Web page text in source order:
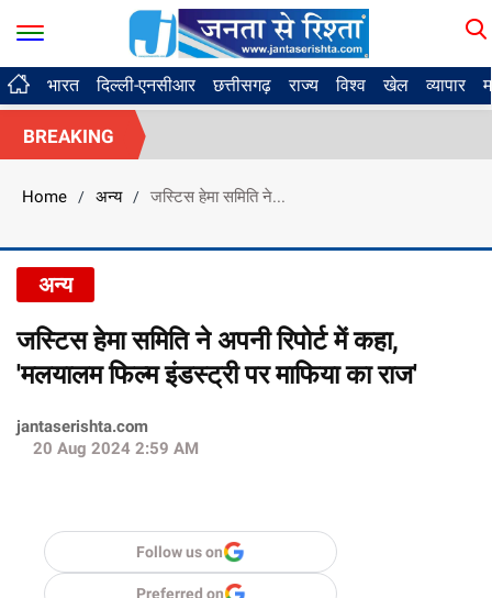
भारत दिल्ली-एनसीआर छत्तीसगढ़ राज्य विश्व खेल व्यापार
BREAKING
Home / अन्य / जस्टिस हेमा समिति ने...
अन्य
जस्टिस हेमा समिति ने अपनी रिपोर्ट में कहा,
'मलयालम फिल्म इंडस्ट्री पर माफिया का राज'
jantaserishta.com
20 Aug 2024 2:59 AM
Follow us on
Preferred on